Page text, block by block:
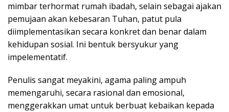
mimbar terhormat rumah ibadah, selain sebagai ajakan
pemujaan akan kebesaran Tuhan, patut pula
diimplementasikan secara konkret dan benar dalam
kehidupan sosial. Ini bentuk bersyukur yang
impelementatif.
Penulis sangat meyakini, agama paling ampuh
memengaruhi, secara rasional dan emosional,
menggerakkan umat untuk berbuat kebaikan kepada